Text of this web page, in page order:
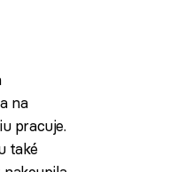
na
pracuje.
také